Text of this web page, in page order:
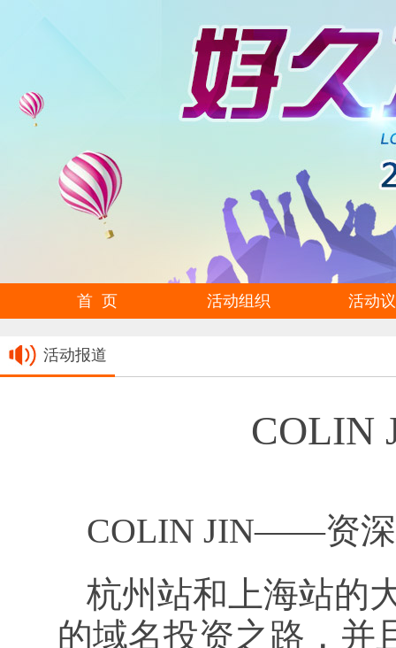
首 页 活动组织 活动
活动报道
COLIN
COLIN JIN——资
杭州站和上海站的
的域名投资之路，并